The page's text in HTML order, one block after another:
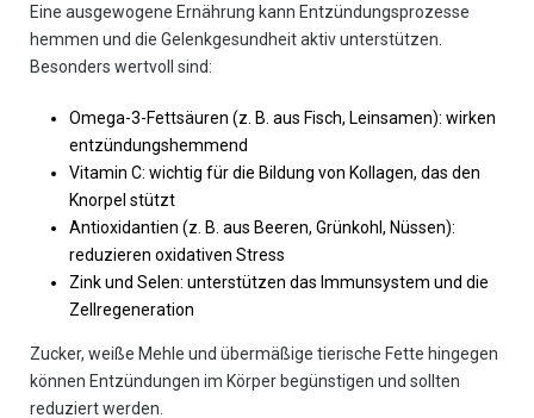
Eine ausgewogene Ernährung kann Entzündungsprozesse
hemmen und die Gelenkgesundheit aktiv unterstützen.
Besonders wertvoll sind:
Omega-3-Fettsäuren (z. B. aus Fisch, Leinsamen): wirken
entzündungshemmend
Vitamin C: wichtig für die Bildung von Kollagen, das den
Knorpel stützt
Antioxidantien (z. B. aus Beeren, Grünkohl, Nüssen):
reduzieren oxidativen Stress
Zink und Selen: unterstützen das Immunsystem und die
Zellregeneration
Zucker, weiße Mehle und übermäßige tierische Fette hingegen
können Entzündungen im Körper begünstigen und sollten
reduziert werden.